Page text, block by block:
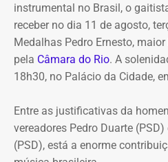
Entre os principais pontos
estão:
Mudança brusca na estratégia
20% logo na primeira reunião
desrespeitando os estudos
consultoria financeira
instrumental no Brasil, o
receber no dia 11 de agosto,
Medalhas Pedro Ernesto,
pela Câmara do Rio. A
18h30, no Palácio da Cidade,
Entre as justificativas da
vereadores Pedro Duarte
(PSD), está a enorme